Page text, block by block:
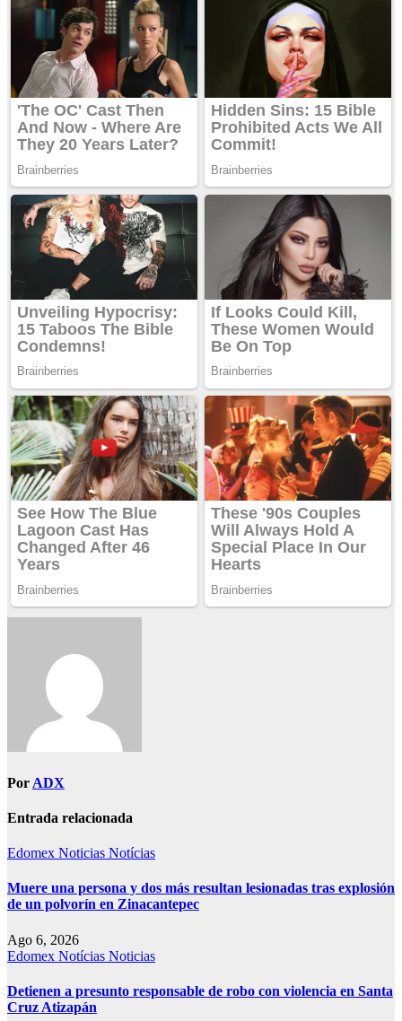
Por ADX
Entrada relacionada
Edomex Noticias Notícias
Muere una persona y dos más resultan lesionadas tras explosión
de un polvorín en Zinacantepec
Ago 6, 2026
Edomex Notícias Noticias
Detienen a presunto responsable de robo con violencia en Santa
Cruz Atizapán